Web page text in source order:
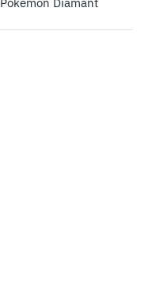
Pokémon Diamant